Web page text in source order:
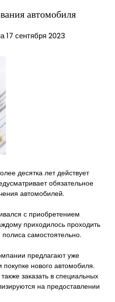
автомобиля
17 сентября 2023
десятка лет действует
обязательное
автомобилей.
с приобретением
приходилось проходить
самостоятельно.
предлагают уже
нового автомобиля.
заказать в специальных
на предоставлении